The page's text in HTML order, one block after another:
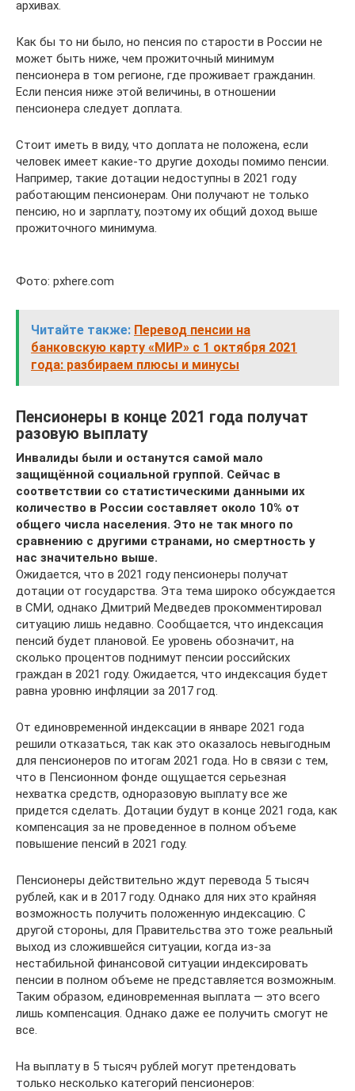
архивах.
Как бы то ни было, но пенсия по старости в России не
может быть ниже, чем прожиточный минимум
пенсионера в том регионе, где проживает гражданин.
Если пенсия ниже этой величины, в отношении
пенсионера следует доплата.
Стоит иметь в виду, что доплата не положена, если
человек имеет какие-то другие доходы помимо пенсии.
Например, такие дотации недоступны в 2021 году
работающим пенсионерам. Они получают не только
пенсию, но и зарплату, поэтому их общий доход выше
прожиточного минимума.
Фото: pxhere.com
Читайте также: Перевод пенсии на
банковскую карту «МИР» с 1 октября 2021
года: разбираем плюсы и минусы
Пенсионеры в конце 2021 года получат
разовую выплату
Инвалиды были и останутся самой мало
защищённой социальной группой. Сейчас в
соответствии со статистическими данными их
количество в России составляет около 10% от
общего числа населения. Это не так много по
сравнению с другими странами, но смертность у
нас значительно выше.
Ожидается, что в 2021 году пенсионеры получат
дотации от государства. Эта тема широко обсуждается
в СМИ, однако Дмитрий Медведев прокомментировал
ситуацию лишь недавно. Сообщается, что индексация
пенсий будет плановой. Ее уровень обозначит, на
сколько процентов поднимут пенсии российских
граждан в 2021 году. Ожидается, что индексация будет
равна уровню инфляции за 2017 год.
От единовременной индексации в январе 2021 года
решили отказаться, так как это оказалось невыгодным
для пенсионеров по итогам 2021 года. Но в связи с тем,
что в Пенсионном фонде ощущается серьезная
нехватка средств, одноразовую выплату все же
придется сделать. Дотации будут в конце 2021 года, как
компенсация за не проведенное в полном объеме
повышение пенсий в 2021 году.
Пенсионеры действительно ждут перевода 5 тысяч
рублей, как и в 2017 году. Однако для них это крайняя
возможность получить положенную индексацию. С
другой стороны, для Правительства это тоже реальный
выход из сложившейся ситуации, когда из-за
нестабильной финансовой ситуации индексировать
пенсии в полном объеме не представляется возможным.
Таким образом, единовременная выплата — это всего
лишь компенсация. Однако даже ее получить смогут не
все.
На выплату в 5 тысяч рублей могут претендовать
только несколько категорий пенсионеров: